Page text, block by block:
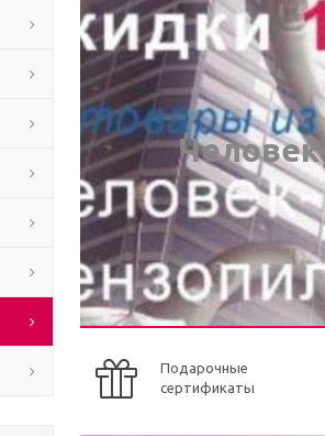
Подарочные
сертификаты